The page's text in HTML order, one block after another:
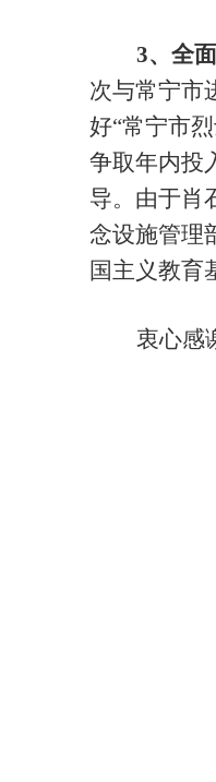
3、全
次与常宁市
好“常宁市
争取年内投
导。由于肖
念设施管理
国主义教育
衷心感